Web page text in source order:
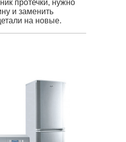
протечки, нужно
и заменить
на новые.